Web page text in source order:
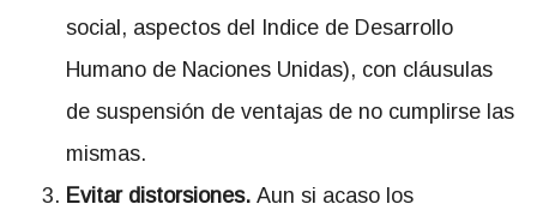
social, aspectos del Indice de Desarrollo
Humano de Naciones Unidas), con cláusulas
de suspensión de ventajas de no cumplirse las
mismas.
Evitar distorsiones. Aun si acaso los